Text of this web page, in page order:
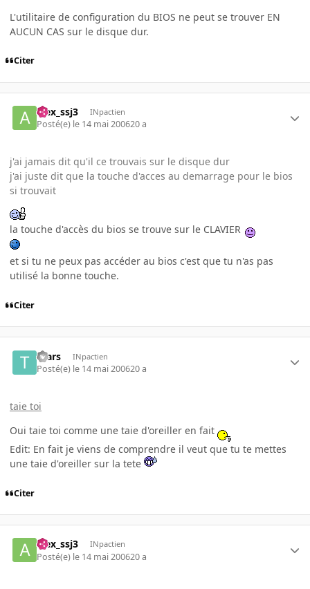
L'utilitaire de configuration du BIOS ne peut se trouver EN
AUCUN CAS sur le disque dur.
Citer
alex_ssj3 INpactien
Posté(e) le 14 mai 200620 a
j'ai jamais dit qu'il ce trouvais sur le disque dur
j'ai juste dit que la touche d'acces au demarrage pour le bios
si trouvait
la touche d'accès du bios se trouve sur le CLAVIER
et si tu ne peux pas accéder au bios c'est que tu n'as pas
utilisé la bonne touche.
Citer
tears INpactien
Posté(e) le 14 mai 200620 a
taie toi
Oui taie toi comme une taie d'oreiller en fait
Edit: En fait je viens de comprendre il veut que tu te mettes
une taie d'oreiller sur la tete
Citer
alex_ssj3 INpactien
Posté(e) le 14 mai 200620 a